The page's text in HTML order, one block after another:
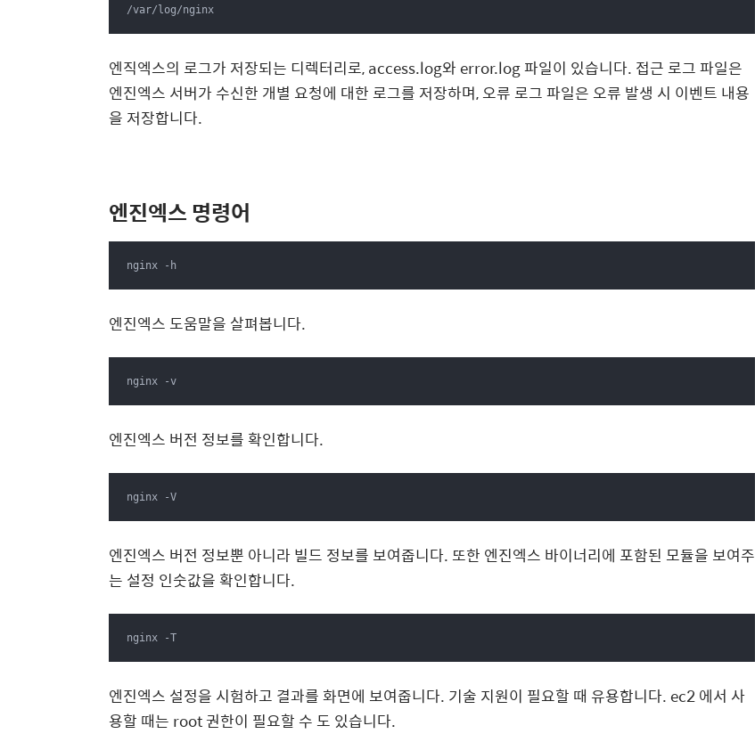
/var/log/nginx
엔직엑스의 로그가 저장되는 디렉터리로, access.log와 error.log 파일이 있습니다. 접근 로그 파일은
엔진엑스 서버가 수신한 개별 요청에 대한 로그를 저장하며, 오류 로그 파일은 오류 발생 시 이벤트 내용
을 저장합니다.
엔진엑스 명령어
nginx -h
엔진엑스 도움말을 살펴봅니다.
nginx -v
엔진엑스 버전 정보를 확인합니다.
nginx -V
엔진엑스 버전 정보뿐 아니라 빌드 정보를 보여줍니다. 또한 엔진엑스 바이너리에 포함된 모듈을 보여주
는 설정 인숫값을 확인합니다.
nginx -T
엔진엑스 설정을 시험하고 결과를 화면에 보여줍니다. 기술 지원이 필요할 때 유용합니다. ec2 에서 사
용할 때는 root 권한이 필요할 수 도 있습니다.